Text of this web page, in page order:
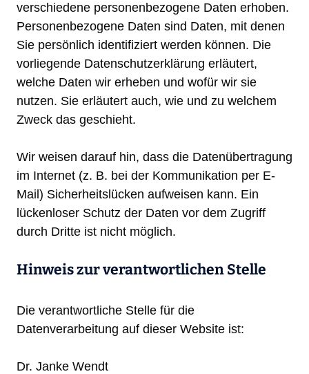
verschiedene personenbezogene Daten erhoben.
Personenbezogene Daten sind Daten, mit denen
Sie persönlich identifiziert werden können. Die
vorliegende Datenschutzerklärung erläutert,
welche Daten wir erheben und wofür wir sie
nutzen. Sie erläutert auch, wie und zu welchem
Zweck das geschieht.
Wir weisen darauf hin, dass die Datenübertragung
im Internet (z. B. bei der Kommunikation per E-
Mail) Sicherheitslücken aufweisen kann. Ein
lückenloser Schutz der Daten vor dem Zugriff
durch Dritte ist nicht möglich.
Hinweis zur verantwortlichen Stelle
Die verantwortliche Stelle für die
Datenverarbeitung auf dieser Website ist:
Dr. Janke Wendt